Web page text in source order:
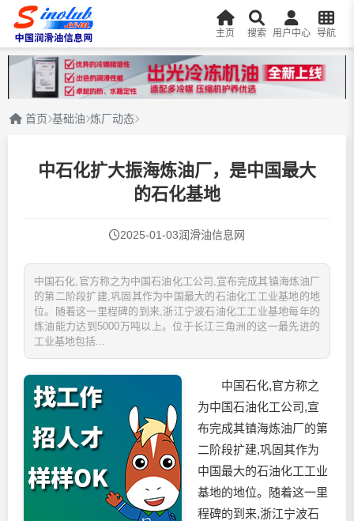
主页 搜索 用户中心 导航
首页 基础油 炼厂动态
中石化扩大振海炼油厂，是中国最大
的石化基地
2025-01-03润滑油信息网
中国石化,官方称之为中国石油化工公司,宣布完成其镇海炼油厂
的第二阶段扩建,巩固其作为中国最大的石油化工工业基地的地
位。随着这一里程碑的到来,浙江宁波石油化工工业基地每年的
炼油能力达到5000万吨以上。位于长江三角洲的这一最先进的
工业基地包括...
中国石化,官方称之
为中国石油化工公司,宣
布完成其镇海炼油厂的第
二阶段扩建,巩固其作为
中国最大的石油化工工业
基地的地位。随着这一里
程碑的到来,浙江宁波石